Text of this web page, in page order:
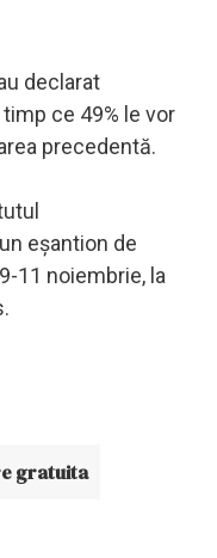
declarat
ce 49% le vor
precedentă.
eşantion de
11 noiembrie, la
gratuita